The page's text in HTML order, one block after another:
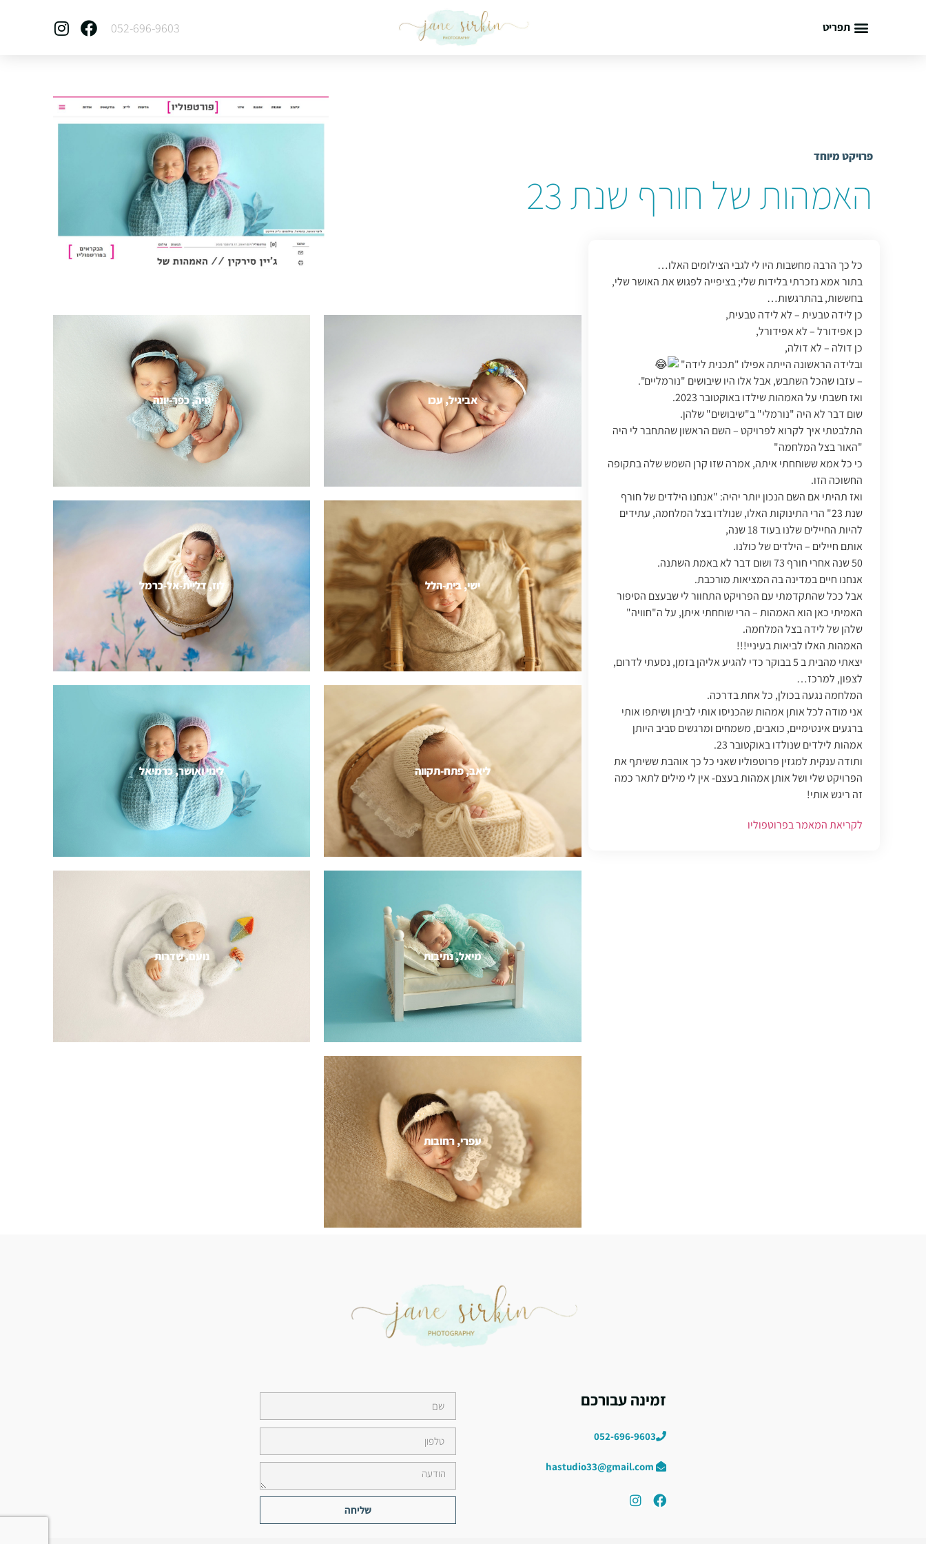
תפריט 052-696-9603
פרויקט מיוחד
האמהות של חורף שנת 23
כל כך הרבה מחשבות היו לי לגבי הצילומים האלו…
בתור אמא נזכרתי בלידות שלי; בציפייה לפגוש את האושר שלי,
בחששות, בהתרגשות…
כן לידה טבעית – לא לידה טבעית,
כן אפידורל – לא אפידורל,
כן דולה – לא דולה,
ובלידה הראשונה הייתה אפילו "תכנית לידה"
– עזבו שהכל השתבש, אבל אלו היו שיבושים "נורמליים".
ואז חשבתי על האמהות שילדו באוקטובר 2023.
שום דבר לא היה "נורמלי" ב"שיבושים" שלהן.
התלבטתי איך לקרוא לפרויקט – השם הראשון שהתחבר לי היה
"האור בצל המלחמה"
כי כל אמא ששוחחתי איתה, אמרה שזו קרן השמש שלה בתקופה
החשוכה הזו.
ואז תהיתי אם השם הנכון יותר יהיה: "אנחנו הילדים של חורף
שנת 23" הרי התינוקות האלו, שנולדו בצל המלחמה, עתידים
להיות החיילים שלנו בעוד 18 שנה,
אותם חיילים – הילדים של כולנו.
50 שנה אחרי חורף 73 ושום דבר לא באמת השתנה.
אנחנו חיים במדינה בה המציאות מורכבת.
אבל ככל שהתקדמתי עם הפרויקט התחוור לי שבעצם הסיפור
האמיתי כאן הוא האמהות – הרי שוחחתי איתן, על ה"חוויה"
שלהן של לידה בצל המלחמה.
האמהות האלו לביאות בעיניי!!!
יצאתי מהבית ב 5 בבוקר כדי להגיע אליהן בזמן, נסעתי לדרום,
לצפון, למרכז…
המלחמה נגעה בכולן, כל אחת בדרכה.
אני מודה לכל אותן אמהות שהכניסו אותי לביתן ושיתפו אותי
ברגעים אינטימיים, כואבים, משמחים ומרגשים סביב היותן
אמהות לילדים שנולדו באוקטובר 23.
ותודה ענקית למגזין פרוטפוליו שאני כל כך אוהבת ששיתף את
הפרויקט שלי ושל אותן אמהות בעצם- אין לי מילים לתאר כמה
זה ריגש אותי!
לקריאת המאמר בפרוטפוליו
אביגיל, עכו טיה, כפר-יונה
ישי, בית-הלל לוז, דליית-אל-כרמל
ליאב, פתח-תקווה לינוי ואושר, כרמיאל
מיאל, נתיבות נועם, שדרות
עפרי, רחובות
זמינה עבורכם
052-696-9603
שליחה